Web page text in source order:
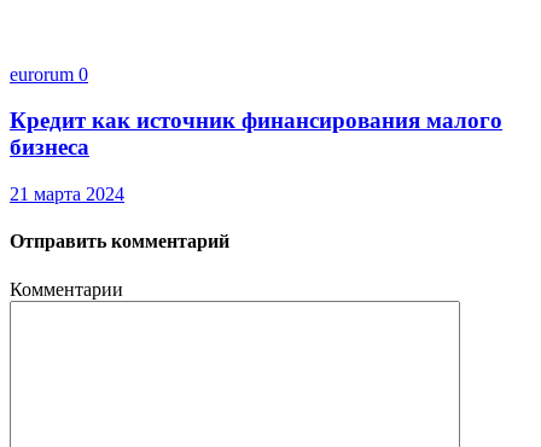
eurorum 0
Кредит как источник финансирования малого
бизнеса
21 марта 2024
Отправить комментарий
Комментарии